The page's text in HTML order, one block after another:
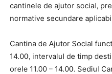
cantinele de ajutor social,
normative secundare
Cantina de Ajutor Social
14.00, intervalul de timp
orele 11.00 – 14.00. Sediul